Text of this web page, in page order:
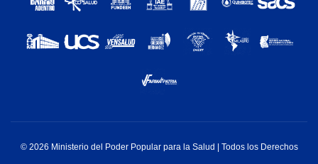
© 2026 Ministerio del Poder Popular para la Salud | Todos los Derechos